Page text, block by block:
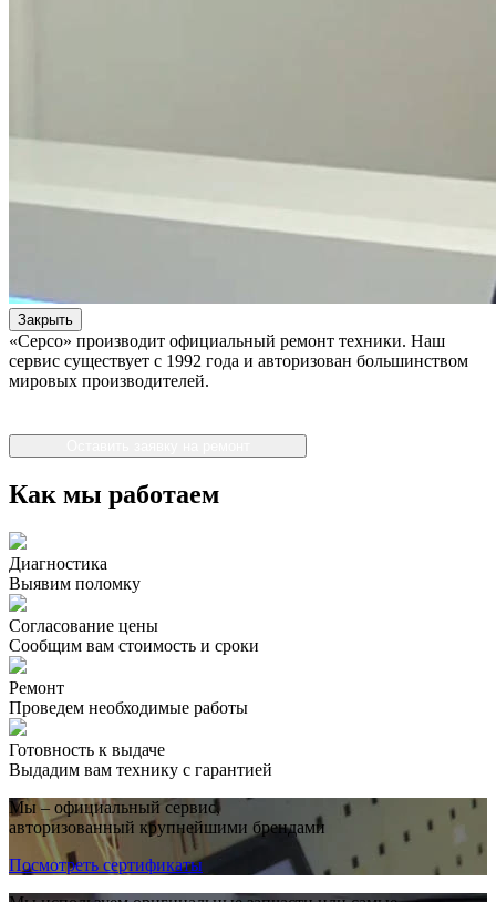
Закрыть
«Серсо» производит официальный ремонт техники. Наш
сервис существует с 1992 года и авторизован большинством
мировых производителей.
Как мы работаем
Диагностика
Выявим поломку
Согласование цены
Сообщим вам стоимость и сроки
Ремонт
Проведем необходимые работы
Готовность к выдаче
Выдадим вам технику с гарантией
Мы – официальный сервис,
авторизованный крупнейшими брендами
Посмотреть сертификаты